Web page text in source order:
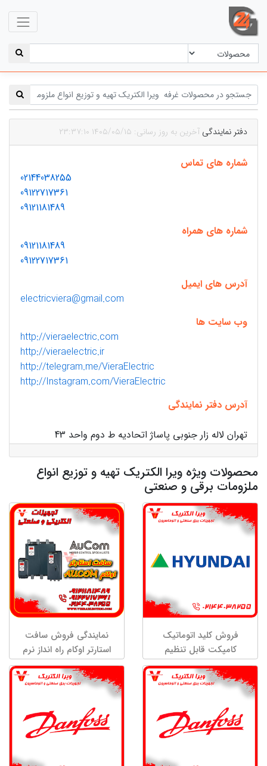
دفتر نمایندگیآخرین به روز رسانی: ۱۴۰۵/۰۵/۱۵ ۲۳:۳۷:۱۰
شماره های تماس
02144038255
09122717361
09121181489
شماره های همراه
09121181489
09122717361
آدرس های ایمیل
electricviera@gmail.com
وب سایت ها
http://vieraelectric.com
http://vieraelectric.ir
http://telegram.me/VieraElectric
http://Instagram.com/VieraElectric
آدرس دفتر نمایندگی
تهران لاله زار جنوبی پاساژ اتحادیه ط دوم واحد 43
محصولات ویژه ویرا الکتریک تهیه و توزیع انواع
ملزومات برقی و صنعتی
فروش کلید اتوماتیک
کامپکت قابل تنظیم
الکترونیکی 1000 آمپر
هیوندای
نمایندگی فروش سافت
استارتر اوکام راه انداز نرم
اوکام مدل EMX4i – EMX3